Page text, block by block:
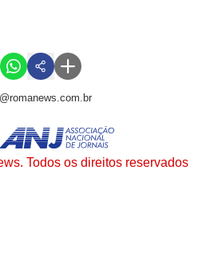
Todos os direitos reservados